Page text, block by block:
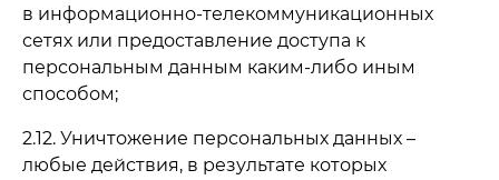
в информационно-телекоммуникационных
сетях или предоставление доступа к
персональным данным каким-либо иным
способом;
2.12. Уничтожение персональных данных –
любые действия, в результате которых